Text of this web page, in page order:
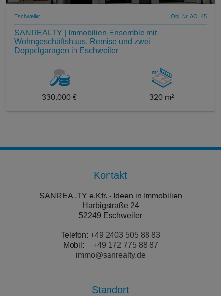
Eschweiler Obj. Nr. AO_45
SANREALTY | Immobilien-Ensemble mit
Wohngeschäftshaus, Remise und zwei
Doppelgaragen in Eschweiler
330.000 € 320 m²
Kontakt
SANREALTY e.Kfr. - Ideen in Immobilien
Harbigstraße 24
52249 Eschweiler
Telefon: +49 2403 505 88 83
Mobil:
+49 172 775 88 87
immo@sanrealty.de
Standort